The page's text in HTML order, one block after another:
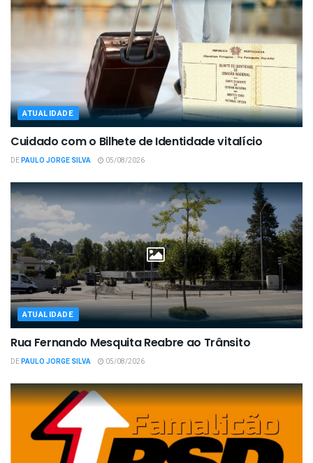
ATUALIDADE
Cuidado com o Bilhete de Identidade vitalício
DEPAULO JORGE SILVA 05/08/2026
ATUALIDADE
Rua Fernando Mesquita Reabre ao Trânsito
DEPAULO JORGE SILVA 05/08/2026